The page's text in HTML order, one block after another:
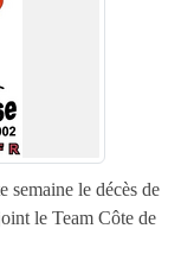
semaine le décès de
le Team Côte de